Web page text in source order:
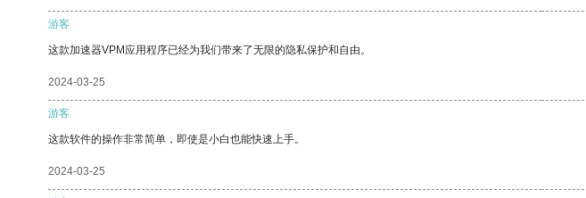
游客
这款加速器VPM应用程序已经为我们带来了无限的隐私保护和自由。
2024-03-25
游客
这款软件的操作非常简单，即使是小白也能快速上手。
2024-03-25